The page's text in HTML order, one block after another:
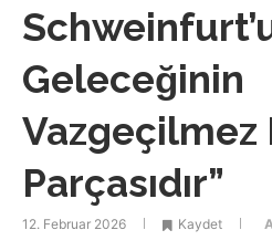
Geleceğinin
Vazgeçilmez
Parçasıdır”
12. Februar 2026 Kaydet